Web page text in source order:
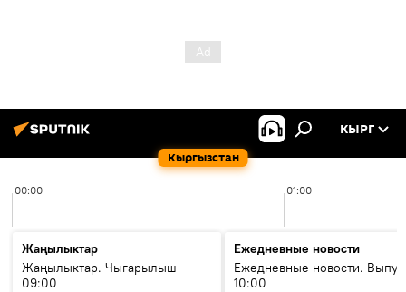
Кыргызстан
КЫРГ
00:00 01:00
Жаңылыктар
Жаңылыктар. Чыгарылыш
09:00
Ежедневные новости
Ежедневные новости.
10:00